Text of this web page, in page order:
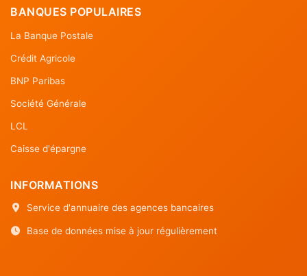
BANQUES POPULAIRES
La Banque Postale
Crédit Agricole
BNP Paribas
Société Générale
LCL
Caisse d'épargne
INFORMATIONS
Service d'annuaire des agences bancaires
Base de données mise à jour régulièrement